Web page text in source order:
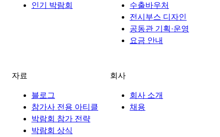
인기 박람회
수출바우처
전시부스 디자인
공동관 기획·운영
요금 안내
자료
블로그
참가사 전용 아티클
박람회 참가 전략
박람회 상식
회사
회사 소개
채용